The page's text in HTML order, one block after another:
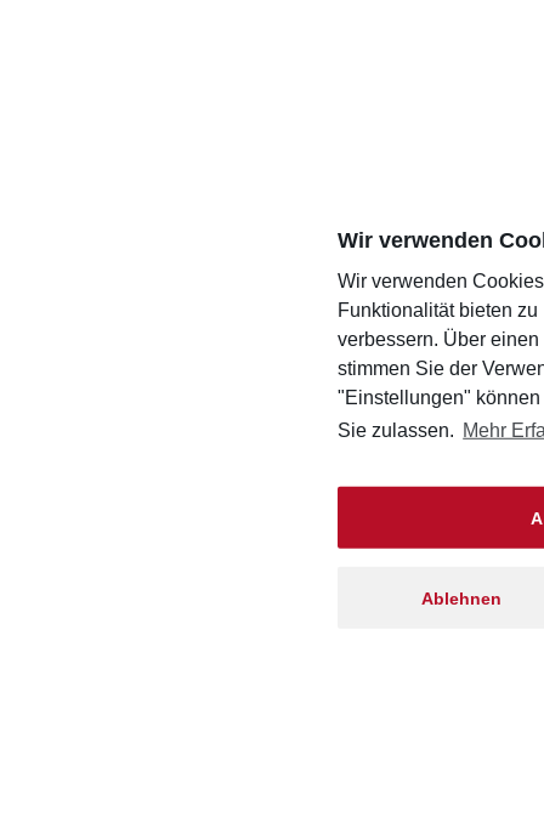
Wir verwenden
Wir verwenden
Funktionalität bieten
verbessern. Über
stimmen Sie der
"Einstellungen"
Sie zulassen. Mehr
Ablehnen